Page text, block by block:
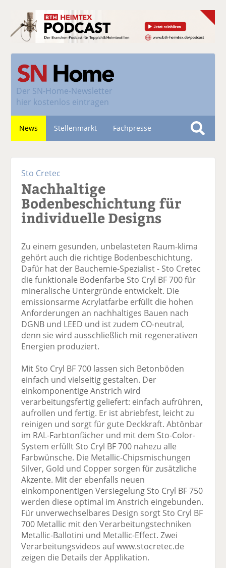
Der SN-Home-Newsletter
hier kostenlos eintragen
News Stellenmarkt Fachpresse
S
Sto Cretec
Nachhaltige
Bodenbeschichtung für
individuelle Designs
Zu einem gesunden, unbelasteten Raum-klima
gehört auch die richtige Bodenbeschichtung.
Dafür hat der Bauchemie-Spezialist - Sto Cretec
die funktionale Bodenfarbe Sto Cryl BF 700 für
mineralische Untergründe entwickelt. Die
emissionsarme Acrylatfarbe erfüllt die hohen
Anforderungen an nachhaltiges Bauen nach
DGNB und LEED und ist zudem CO-neutral,
denn sie wird ausschließlich mit regenerativen
Energien produziert.
Mit Sto Cryl BF 700 lassen sich Betonböden
einfach und vielseitig gestalten. Der
einkomponentige Anstrich wird
verarbeitungsfertig geliefert: einfach aufrühren,
aufrollen und fertig. Er ist abriebfest, leicht zu
reinigen und sorgt für gute Deckkraft. Abtönbar
im RAL-Farbtonfächer und mit dem Sto-Color-
System erfüllt Sto Cryl BF 700 nahezu alle
Farbwünsche. Die Metallic-Chipsmischungen
Silver, Gold und Copper sorgen für zusätzliche
Akzente. Mit der ebenfalls neuen
einkomponentigen Versiegelung Sto Cryl BF 750
werden diese optimal im Anstrich eingebunden.
Für unverwechselbares Design sorgt Sto Cryl BF
700 Metallic mit den Verarbeitungstechniken
Metallic-Ballotini und Metallic-Effect. Zwei
Verarbeitungsvideos auf www.stocretec.de
zeigen die Details der Applikation.